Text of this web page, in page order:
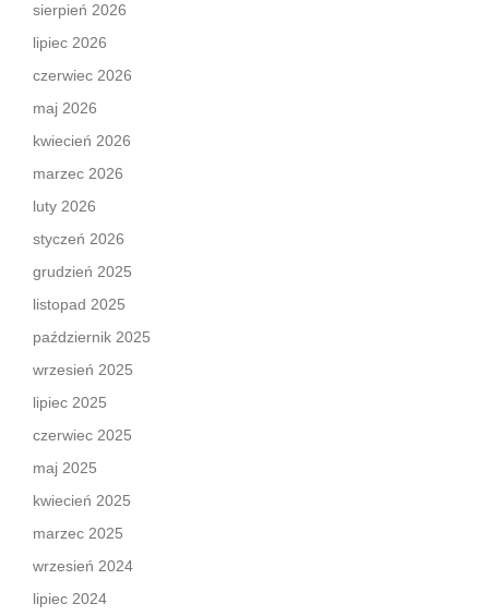
sierpień 2026
lipiec 2026
czerwiec 2026
maj 2026
kwiecień 2026
marzec 2026
luty 2026
styczeń 2026
grudzień 2025
listopad 2025
październik 2025
wrzesień 2025
lipiec 2025
czerwiec 2025
maj 2025
kwiecień 2025
marzec 2025
wrzesień 2024
lipiec 2024